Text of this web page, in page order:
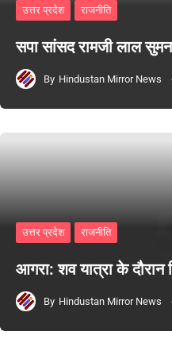
उत्तर प्रदेश राजनीति
सपा सांसद रामजी लाल
By Hindustan Mirror News
उत्तर प्रदेश राजनीति
आगरा: शव यात्रा के दौरान
By Hindustan Mirror News